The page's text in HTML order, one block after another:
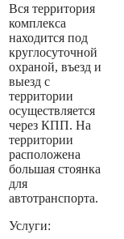
Вся территория
комплекса
находится под
круглосуточной
охраной, въезд и
выезд с
территории
осуществляется
через КПП. На
территории
расположена
большая стоянка
для
автотранспорта.
Услуги: